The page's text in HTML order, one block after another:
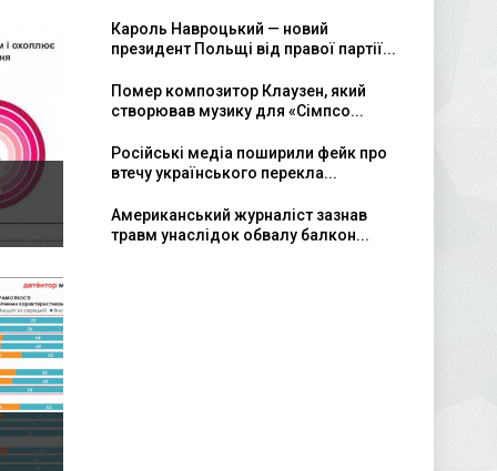
Кароль Навроцький — новий
президент Польщі від правої партії...
Помер композитор Клаузен, який
створював музику для «Сімпсо...
Російські медіа поширили фейк про
втечу українського перекла...
Американський журналіст зазнав
травм унаслідок обвалу балкон...